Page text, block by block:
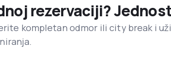
rezervaciji?
kompletan odmor ili city break i